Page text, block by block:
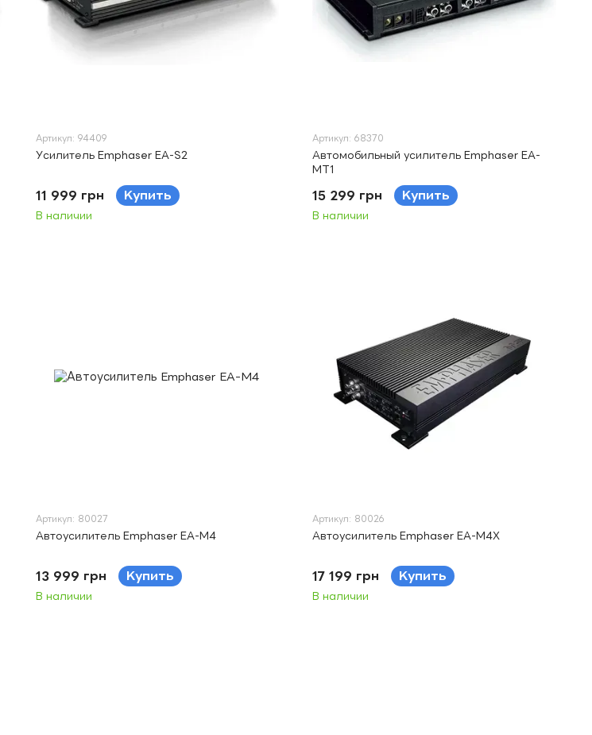
Артикул: 94409
Усилитель Emphaser EA-S2
11 999 грн Купить
В наличии
Артикул: 68370
Автомобильный усилитель Emphaser EA-
MT1
15 299 грн Купить
В наличии
Артикул: 80027
Автоусилитель Emphaser EA-M4
13 999 грн Купить
В наличии
Артикул: 80026
Автоусилитель Emphaser EA-M4X
17 199 грн Купить
В наличии